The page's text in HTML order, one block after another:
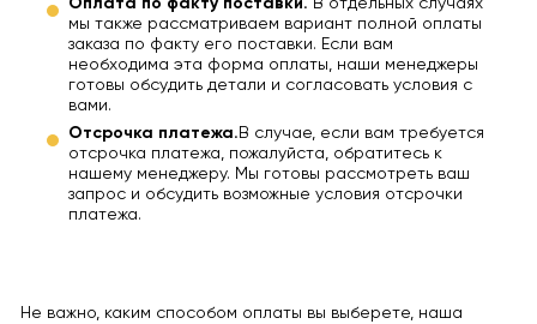
Оплата по факту поставки. В отдельных случаях
мы также рассматриваем вариант полной оплаты
заказа по факту его поставки. Если вам
необходима эта форма оплаты, наши менеджеры
готовы обсудить детали и согласовать условия с
вами.
Отсрочка платежа. В случае, если вам требуется
отсрочка платежа, пожалуйста, обратитесь к
нашему менеджеру. Мы готовы рассмотреть ваш
запрос и обсудить возможные условия отсрочки
платежа.
Не важно, каким способом оплаты вы выберете, наша